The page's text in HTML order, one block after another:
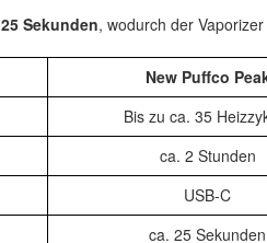
25 Sekunden, wodurch der
New Puffco
Bis zu ca. 35
ca. 2 Stunden
USB-C
ca. 25 Sekunden